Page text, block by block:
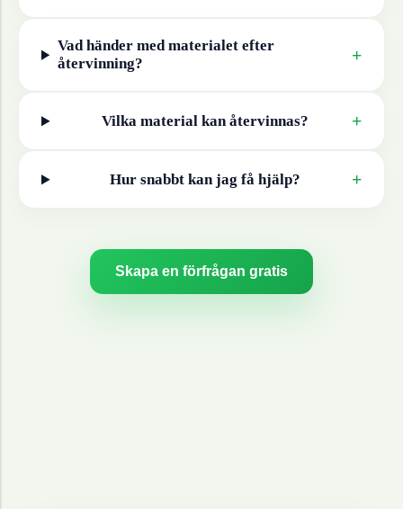
Vad händer med materialet efter
återvinning?
+
Vilka material kan återvinnas? +
Hur snabbt kan jag få hjälp? +
Skapa en förfrågan gratis